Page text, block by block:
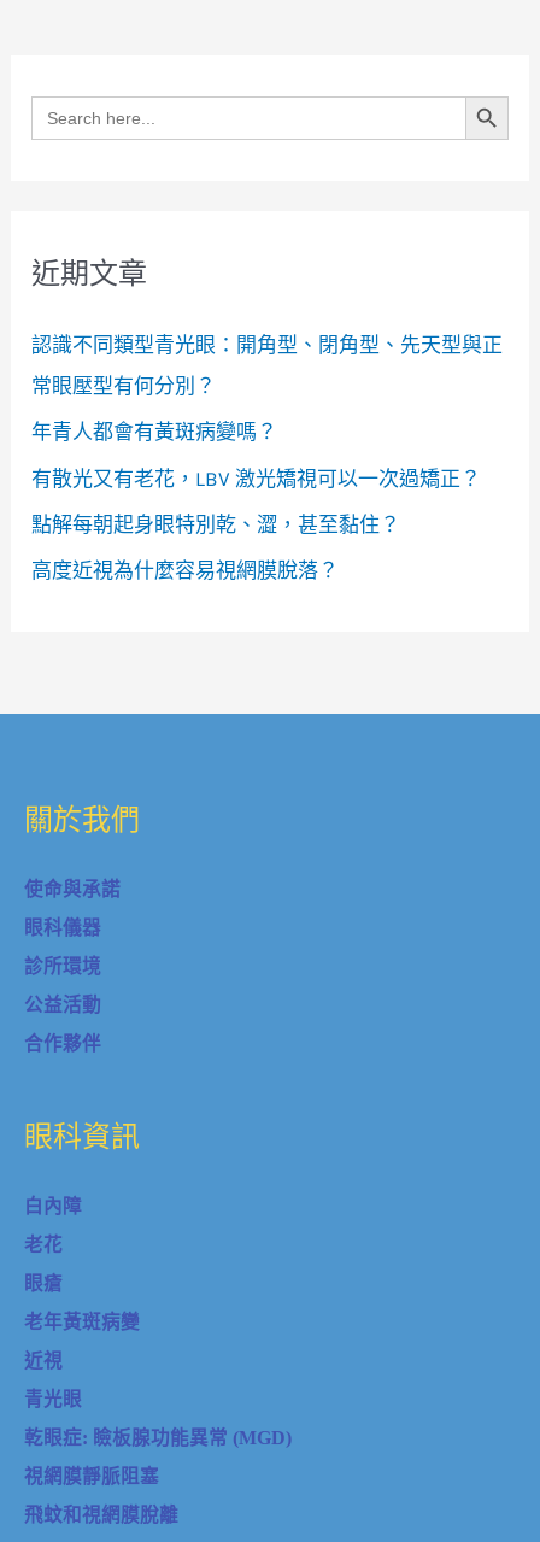
Search
for:
Search Button
近期文章
認識不同類型青光眼：開角型、閉角型、先天型與正
常眼壓型有何分別？
年青人都會有黃斑病變嗎？
有散光又有老花，LBV 激光矯視可以一次過矯正？
點解每朝起身眼特別乾、澀，甚至黏住？
高度近視為什麼容易視網膜脫落？
關於我們
使命與承諾
眼科儀器
診所環境
公益活動
合作夥伴
眼科資訊
白內障
老花
眼瘡
老年黃斑病變
近視
青光眼
乾眼症: 瞼板腺功能異常 (MGD)
視網膜靜脈阻塞
飛蚊和視網膜脫離